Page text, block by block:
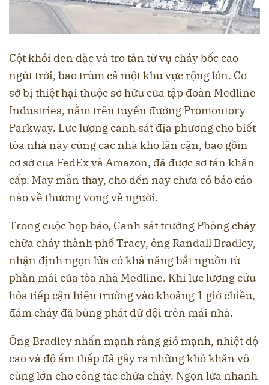
Cột khói đen đặc và tro tàn từ vụ cháy bốc cao
ngút trời, bao trùm cả một khu vực rộng lớn. Cơ
sở bị thiệt hại thuộc sở hữu của tập đoàn Medline
Industries, nằm trên tuyến đường Promontory
Parkway. Lực lượng cảnh sát địa phương cho biết
tòa nhà này cùng các nhà kho lân cận, bao gồm
cơ sở của FedEx và Amazon, đã được sơ tán khẩn
cấp. May mắn thay, cho đến nay chưa có báo cáo
nào về thương vong về người.
Trong cuộc họp báo, Cảnh sát trưởng Phòng cháy
chữa cháy thành phố Tracy, ông Randall Bradley,
nhận định ngọn lửa có khả năng bắt nguồn từ
phần mái của tòa nhà Medline. Khi lực lượng cứu
hỏa tiếp cận hiện trường vào khoảng 1 giờ chiều,
đám cháy đã bùng phát dữ dội trên mái nhà.
Ông Bradley nhấn mạnh rằng gió mạnh, nhiệt độ
cao và độ ẩm thấp đã gây ra những khó khăn vô
cùng lớn cho công tác chữa cháy. Ngọn lửa nhanh